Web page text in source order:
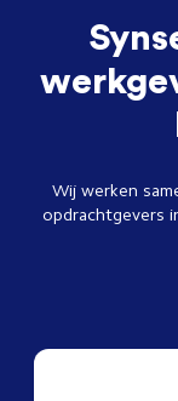
Wij werken
opdrachtgevers